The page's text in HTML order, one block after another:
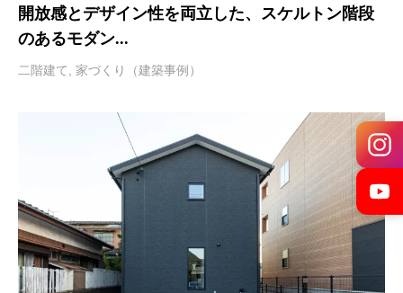
開放感とデザイン性を両立した、スケルトン階段
のあるモダン...
二階建て 家づくり（建築事例）